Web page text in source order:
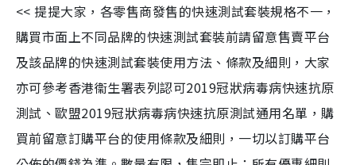
<< 提提大家，各零售商發售的快速測試套裝規格不一，
購買市面上不同品牌的快速測試套裝前請留意售賣平台
及該品牌的快速測試套裝使用方法、條款及細則，大家
亦可參考香港衞生署表列認可2019冠狀病毒病快速抗原
測試、歐盟2019冠狀病毒病快速抗原測試通用名單，購
買前留意訂購平台的使用條款及細則，一切以訂購平台